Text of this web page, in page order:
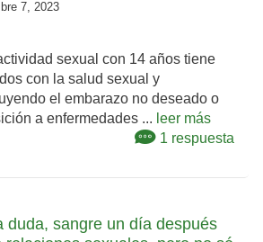
7, 2023
sexual con 14 años tiene
con la salud sexual y
el embarazo no deseado o
a enfermedades ... leer más
1 respuesta
duda, sangre un día después